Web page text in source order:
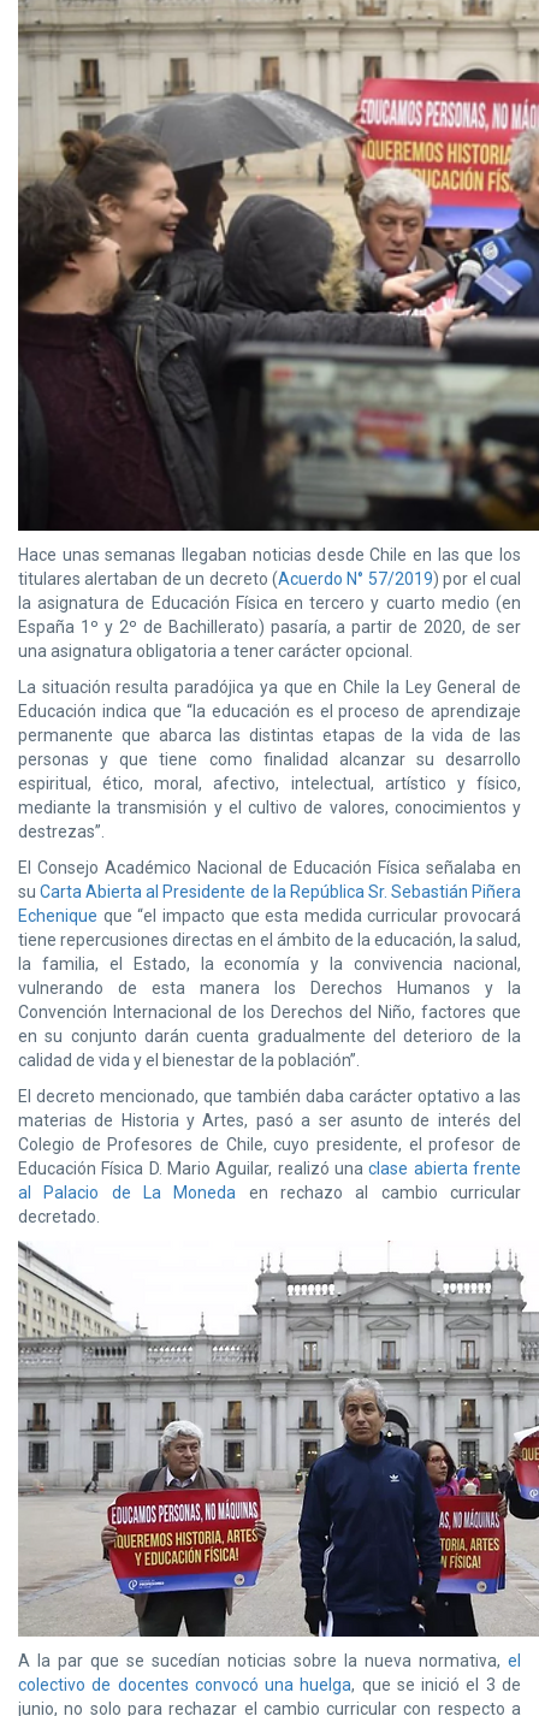
Hace unas semanas llegaban noticias desde Chile en las que los
titulares alertaban de un decreto (Acuerdo N° 57/2019) por el cual
la asignatura de Educación Física en tercero y cuarto medio (en
España 1º y 2º de Bachillerato) pasaría, a partir de 2020, de ser
una asignatura obligatoria a tener carácter opcional.
La situación resulta paradójica ya que en Chile la Ley General de
Educación indica que “la educación es el proceso de aprendizaje
permanente que abarca las distintas etapas de la vida de las
personas y que tiene como finalidad alcanzar su desarrollo
espiritual, ético, moral, afectivo, intelectual, artístico y físico,
mediante la transmisión y el cultivo de valores, conocimientos y
destrezas”.
El Consejo Académico Nacional de Educación Física señalaba en
suCarta Abierta al Presidente de la República Sr. Sebastián Piñera
Echenique que “el impacto que esta medida curricular provocará
tiene repercusiones directas en el ámbito de la educación, la salud,
la familia, el Estado, la economía y la convivencia nacional,
vulnerando de esta manera los Derechos Humanos y la
Convención Internacional de los Derechos del Niño, factores que
en su conjunto darán cuenta gradualmente del deterioro de la
calidad de vida y el bienestar de la población”.
El decreto mencionado, que también daba carácter optativo a las
materias de Historia y Artes, pasó a ser asunto de interés del
Colegio de Profesores de Chile, cuyo presidente, el profesor de
Educación Física D. Mario Aguilar, realizó unaclase abierta frente
al Palacio de La Moneda en rechazo al cambio curricular
decretado.
A la par que se sucedían noticias sobre la nueva normativa, el
colectivo de docentes convocó una huelga, que se inició el 3 de
junio, no solo para rechazar el cambio curricular con respecto a